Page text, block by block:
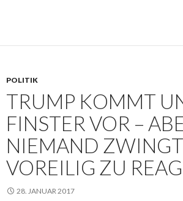
POLITIK
TRUMP KOMMT
FINSTER VOR –
NIEMAND
VOREILIG ZU
28. JANUAR 2017